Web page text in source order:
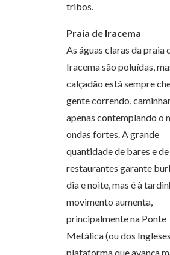
tribos.
Praia de Iracema
As águas claras da praia
Iracema são poluídas,
calçadão está sempre
gente correndo,
apenas contemplando o
ondas fortes. A grande
quantidade de bares e de
restaurantes garante
dia e noite, mas é à
movimento aumenta,
principalmente na Ponte
Metálica (ou dos
plataforma que avança